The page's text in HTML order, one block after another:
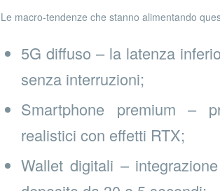
Le macro‑tendenze che stanno alimentando
5G diffuso – la latenza
senza interruzioni;
Smartphone premium –
realistici con effetti RTX;
Wallet digitali –